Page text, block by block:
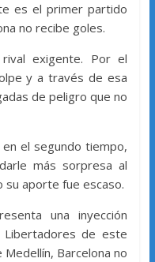
es el primer partido
no recibe goles.
exigente. Por el
y a través de esa
de peligro que no
el segundo tiempo,
más sorpresa al
su aporte fue escaso.
una inyección
de este
Barcelona no